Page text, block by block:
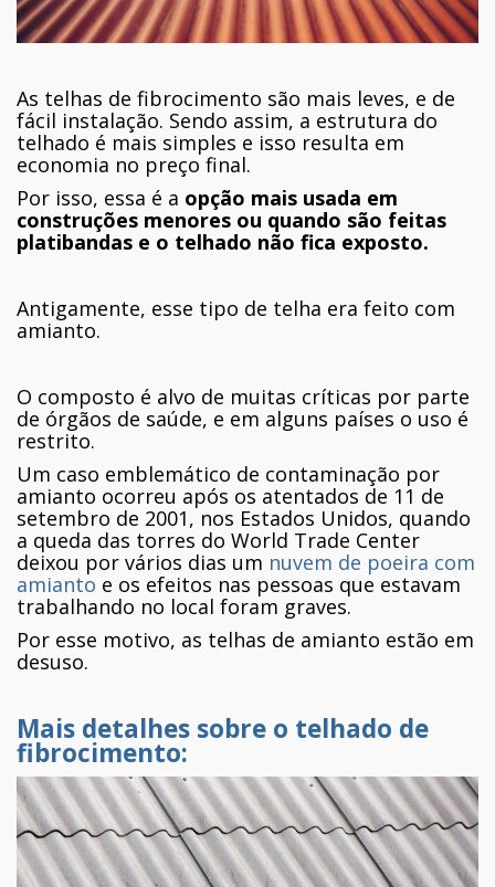
As telhas de fibrocimento são mais leves, e de
fácil instalação. Sendo assim, a estrutura do
telhado é mais simples e isso resulta em
economia no preço final.
Por isso, essa é a opção mais usada em
construções menores ou quando são feitas
platibandas e o telhado não fica exposto.
Antigamente, esse tipo de telha era feito com
amianto.
O composto é alvo de muitas críticas por parte
de órgãos de saúde, e em alguns países o uso é
restrito.
Um caso emblemático de contaminação por
amianto ocorreu após os atentados de 11 de
setembro de 2001, nos Estados Unidos, quando
a queda das torres do World Trade Center
deixou por vários dias um nuvem de poeira com
amianto e os efeitos nas pessoas que estavam
trabalhando no local foram graves.
Por esse motivo, as telhas de amianto estão em
desuso.
Mais detalhes sobre o telhado de
fibrocimento: